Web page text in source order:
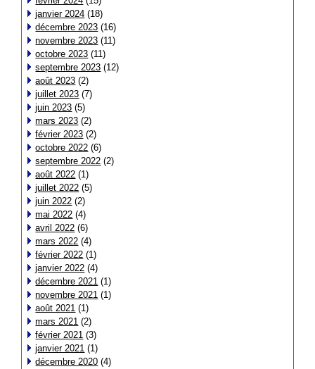
janvier 2024 (18)
décembre 2023 (16)
novembre 2023 (11)
octobre 2023 (11)
septembre 2023 (12)
août 2023 (2)
juillet 2023 (7)
juin 2023 (5)
mars 2023 (2)
février 2023 (2)
octobre 2022 (6)
septembre 2022 (2)
août 2022 (1)
juillet 2022 (5)
juin 2022 (2)
mai 2022 (4)
avril 2022 (6)
mars 2022 (4)
février 2022 (1)
janvier 2022 (4)
décembre 2021 (1)
novembre 2021 (1)
août 2021 (1)
mars 2021 (2)
février 2021 (3)
janvier 2021 (1)
décembre 2020 (4)